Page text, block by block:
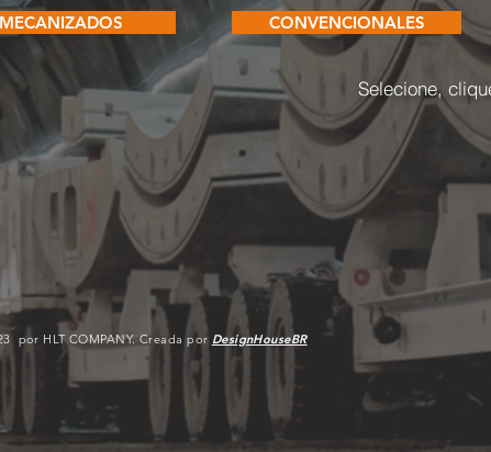
MECANIZADOS CONVENCIONALES
Selecione,
por HLT COMPANY. Creada por DesignHouseBR